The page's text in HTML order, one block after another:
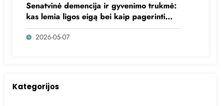
Senatvinė demencija ir gyvenimo trukmė:
kas lemia ligos eigą bei kaip pagerinti
gyvenimo kokybę?
2026-05-07
Kategorijos